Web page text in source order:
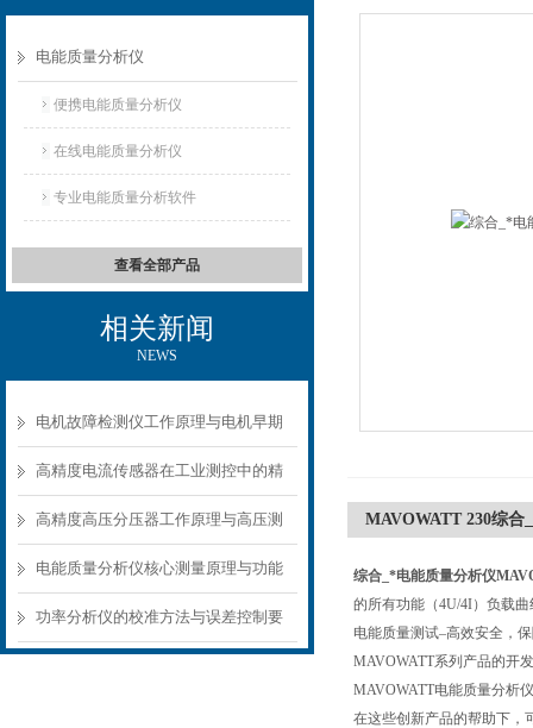
电能质量分析仪
便携电能质量分析仪
在线电能质量分析仪
专业电能质量分析软件
查看全部产品
相关新闻
NEWS
电机故障检测仪工作原理与电机早期
故障诊断方案
高精度电流传感器在工业测控中的精
准测量方案
高精度高压分压器工作原理与高压测
量应用场景
电能质量分析仪核心测量原理与功能
模块解析
功率分析仪的校准方法与误差控制要
MAVOWATT 230综合
综合_*电能质量分析仪
的所有功能（4U/4I）负载
电能质量测试–高效安全，
MAVOWATT系列产品的开
MAVOWATT电能质量分析
在这些创新产品的帮助下，